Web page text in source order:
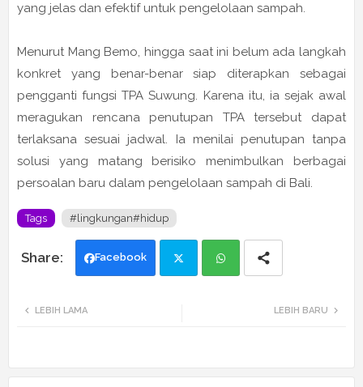
yang jelas dan efektif untuk pengelolaan sampah.
Menurut Mang Bemo, hingga saat ini belum ada langkah
konkret yang benar-benar siap diterapkan sebagai
pengganti fungsi TPA Suwung. Karena itu, ia sejak awal
meragukan rencana penutupan TPA tersebut dapat
terlaksana sesuai jadwal. Ia menilai penutupan tanpa
solusi yang matang berisiko menimbulkan berbagai
persoalan baru dalam pengelolaan sampah di Bali.
Tags #lingkungan#hidup
Facebook
LEBIH BARU
LEBIH LAMA